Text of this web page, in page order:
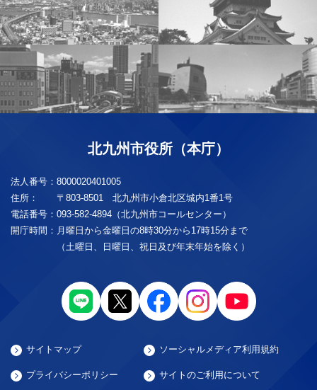
北九州市役所（本庁）
法人番号： 8000020401005
住所：
〒803-8501 北九州市小倉北区城内1番1号
電話番号： 093-582-4894（北九州市コールセンター）
開庁時間： 月曜日から金曜日の8時30分から17時15分まで
（土曜日、日曜日、祝日及び年末年始を除く）
サイトマップ ソーシャルメディア利用規約
プライバシーポリシー サイトのご利用について